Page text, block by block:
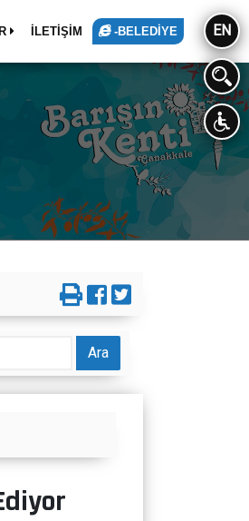
İLETİŞİM -BELEDİYE EN
Ara